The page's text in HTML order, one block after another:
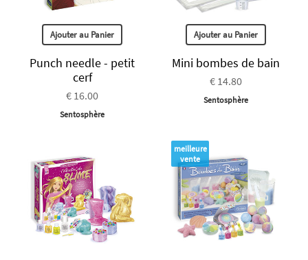
Ajouter au Panier
Punch needle - petit
cerf
€ 16.00
Sentosphère
Ajouter au Panier
Mini bombes de bain
€ 14.80
Sentosphère
meilleure
vente